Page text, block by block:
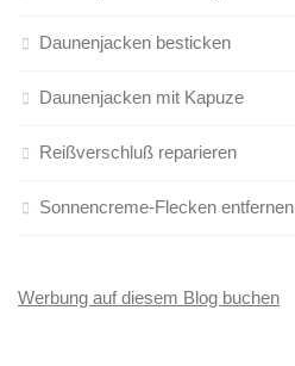
Daunenjacken besticken
Daunenjacken mit Kapuze
Reißverschluß reparieren
Sonnencreme-Flecken entfernen
Werbung auf diesem Blog buchen